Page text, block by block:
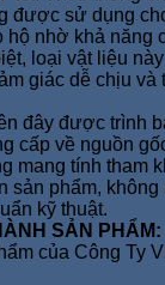
được sử dụng
hộ nhờ khả năng
loại vật liệu
giác dễ chịu và
đây được trình
cấp về nguồn
mang tính tham
sản phẩm,
kỹ thuật.
SẢN PHẨM:
của Công Ty